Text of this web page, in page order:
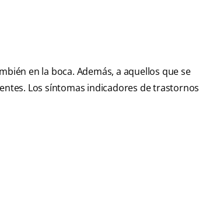
en la boca. Además, a aquellos que se
Los síntomas indicadores de trastornos